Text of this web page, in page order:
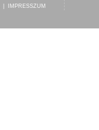
IMPRESSZUM